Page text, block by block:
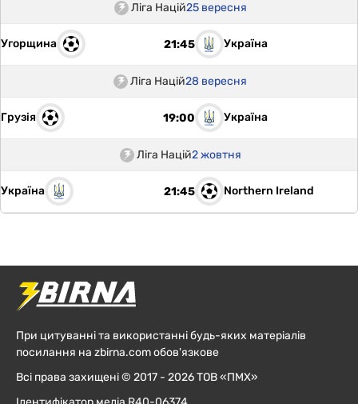
Ліга Націй25 вересня
Угорщина 21:45 Україна
Ліга Націй28 вересня
Грузія 19:00 Україна
Ліга Націй2 жовтня
Україна 21:45 Northern Ireland
При цитуванні та використанні будь-яких матеріалів
посилання на zbirna.com обов'язкове
Всі права захищені © 2017 - 2026 ТОВ «ПМХ»